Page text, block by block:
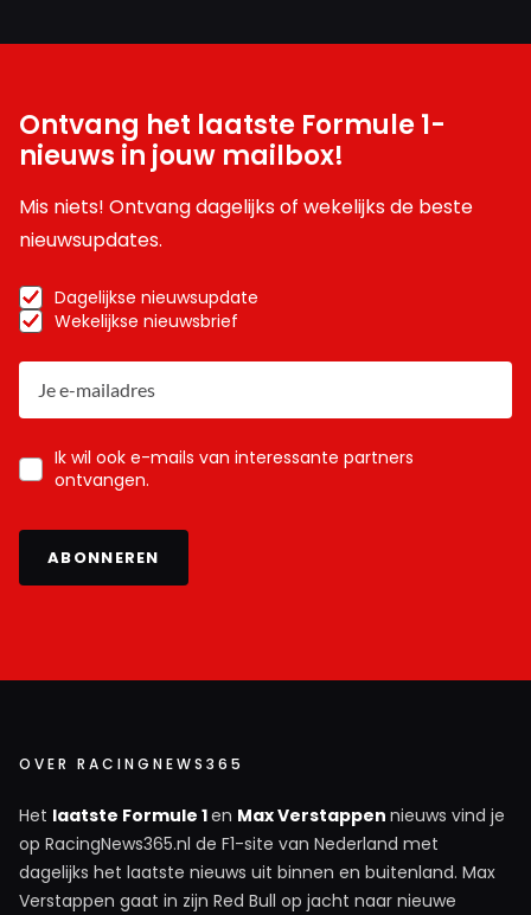
Ontvang het laatste Formule 1-
nieuws in jouw mailbox!
Mis niets! Ontvang dagelijks of wekelijks de beste
nieuwsupdates.
Dagelijkse nieuwsupdate
Wekelijkse nieuwsbrief
Ik wil ook e-mails van interessante partners
ontvangen.
ABONNEREN
OVER RACINGNEWS365
Het laatste Formule 1en Max Verstappen nieuws vind je
op RacingNews365.nl de F1-site van Nederland met
dagelijks het laatste nieuws uit binnen en buitenland. Max
Verstappen gaat in zijn Red Bull op jacht naar nieuwe